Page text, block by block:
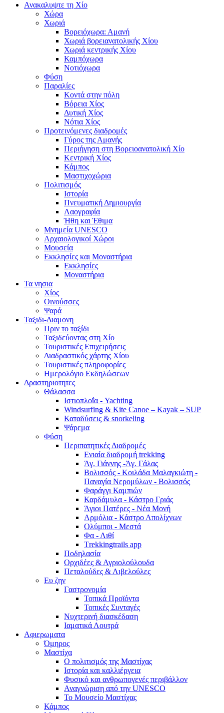
Ανακαλυψτε τη Χίο
Χώρα
Χωριά
Βορειόχωρα: Αμανή
Χωριά βορειανατολικής Χίου
Χωριά κεντρικής Χίου
Καμπόχωρα
Νοτιόχωρα
Φύση
Παραλίες
Κοντά στην πόλη
Βόρεια Χίος
Δυτική Χίος
Νότια Χίος
Προτεινόμενες διαδρομές
Γύρος της Αμανής
Περιήγηση στη Βορειοανατολική Χίο
Κεντρική Χίος
Κάμπος
Μαστιχοχώρια
Πολιτισμός
Ιστορία
Πνευματική Δημιουργία
Λαογραφία
Ήθη και Έθιμα
Μνημεία UNESCO
Αρχαιολογικοί Χώροι
Μουσεία
Εκκλησίες και Μοναστήρια
Εκκλησίες
Μοναστήρια
Τα νησια
Χίος
Οινούσσες
Ψαρά
Ταξιδι-Διαμονη
Πριν το ταξίδι
Ταξιδεύοντας στη Χίο
Τουριστικές Επιχειρήσεις
Διαδραστικός χάρτης Χίου
Τουριστικές πληροφορίες
Ημερολόγιο Εκδηλώσεων
Δραστηριοτητες
Θάλασσα
Ιστιοπλοΐα - Yachting
Windsurfing & Kite Canoe – Kayak – SUP
Καταδύσεις & snorkeling
Ψάρεμα
Φύση
Περιπατητικές Διαδρομές
Ενιαία διαδρομή trekking
Άγ. Γιάννης -Άγ. Γάλας
Βολισσός - Κοιλάδα Μαλαγκιώτη -
Παναγία Νερομύλων - Βολισσός
Φαράγγι Καμπιών
Καρδάμυλα - Κάστρο Γριάς
Άγιοι Πατέρες - Νέα Μονή
Αρμόλια - Κάστρο Απολίχνων
Ολύμποι - Μεστά
Φα - Λιθί
Τrekkingtrails app
Ποδηλασία
Ορχιδέες & Αγριολούλουδα
Πεταλούδες & Λιβελούλες
Ευ ζην
Γαστρονομία
Τοπικά Προϊόντα
Τοπικές Συνταγές
Νυχτερινή διασκέδαση
Ιαματικά Λουτρά
Αφιερωματα
Όμηρος
Μαστίχα
Ο πολιτισμός της Μαστίχας
Ιστορία και καλλιέργεια
Φυσικό και ανθρωπογενές περιβάλλον
Αναγνώριση από την UNESCO
Το Μουσείο Μαστίχας
Κάμπος